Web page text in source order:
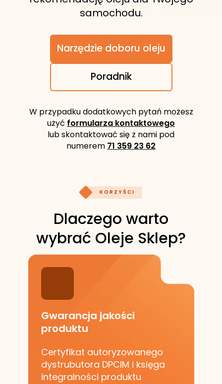
samochodu.
Narzędzie doboru oleju
Poradnik
W przypadku dodatkowych pytań możesz
użyć formularza kontaktowego
lub skontaktować się z nami pod
numerem 71 359 23 62
KORZYŚCI
Dlaczego warto
wybrać Oleje Sklep?
Gwarancja jakości
produktu
Certyfikat autoryzowanego
dystrubutora DPCIM i księga
integralności produktu